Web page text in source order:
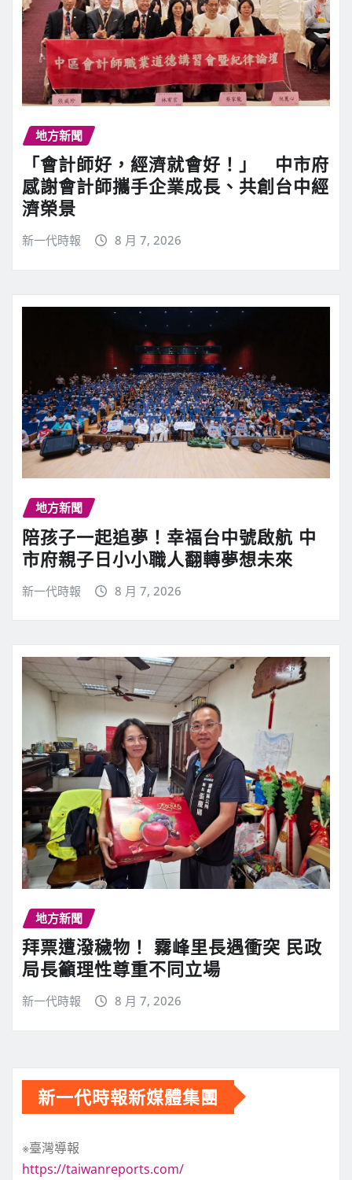
地方新聞
「會計師好，經濟就會好！」 中市府
感謝會計師攜手企業成長、共創台中經
濟榮景
新一代時報 8 月 7, 2026
地方新聞
陪孩子一起追夢！幸福台中號啟航 中
市府親子日小小職人翻轉夢想未來
新一代時報 8 月 7, 2026
地方新聞
拜票遭潑穢物！ 霧峰里長遇衝突 民政
局長籲理性尊重不同立場
新一代時報 8 月 7, 2026
新一代時報新媒體集團
※臺灣導報
https://taiwanreports.com/